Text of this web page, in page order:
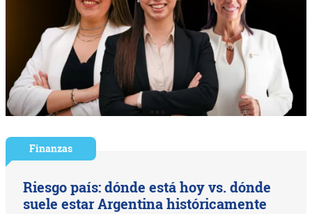
Finanzas
Riesgo país: dónde está hoy vs. dónde
suele estar Argentina históricamente